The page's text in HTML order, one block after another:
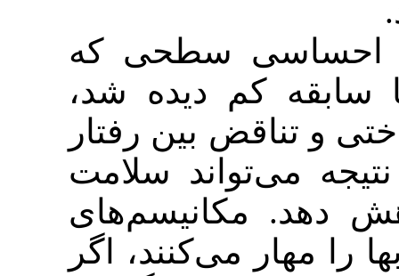
سطحی که
کم دیده شد،
بین رفتار
سلامت
مکانیسم‌های
می‌کنند، اگر